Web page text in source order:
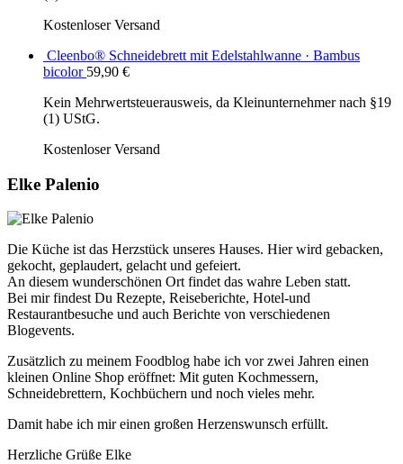
Kostenloser Versand
Cleenbo® Schneidebrett mit Edelstahlwanne · Bambus
bicolor 59,90 €
Kein Mehrwertsteuerausweis, da Kleinunternehmer nach §19
(1) UStG.
Kostenloser Versand
Elke Palenio
Die Küche ist das Herzstück unseres Hauses. Hier wird gebacken,
gekocht, geplaudert, gelacht und gefeiert.
An diesem wunderschönen Ort findet das wahre Leben statt.
Bei mir findest Du Rezepte, Reiseberichte, Hotel-und
Restaurantbesuche und auch Berichte von verschiedenen
Blogevents.
Zusätzlich zu meinem Foodblog habe ich vor zwei Jahren einen
kleinen Online Shop eröffnet: Mit guten Kochmessern,
Schneidebrettern, Kochbüchern und noch vieles mehr.
Damit habe ich mir einen großen Herzenswunsch erfüllt.
Herzliche Grüße Elke